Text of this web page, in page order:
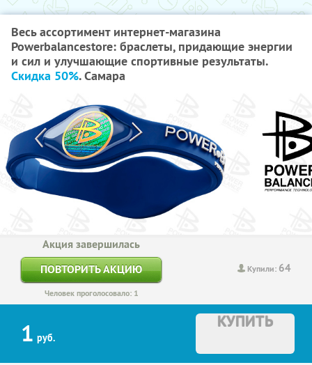
Весь ассортимент интернет-магазина
Powerbalancestore: браслеты, придающие энергии
и сил и улучшающие спортивные результаты.
Скидка 50%. Самара
Купили: 64
Акция завершилась
ПОВТОРИТЬ АКЦИЮ
Человек проголосовало: 1
1 руб.
КУПИТЬ